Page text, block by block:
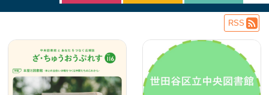
RSS